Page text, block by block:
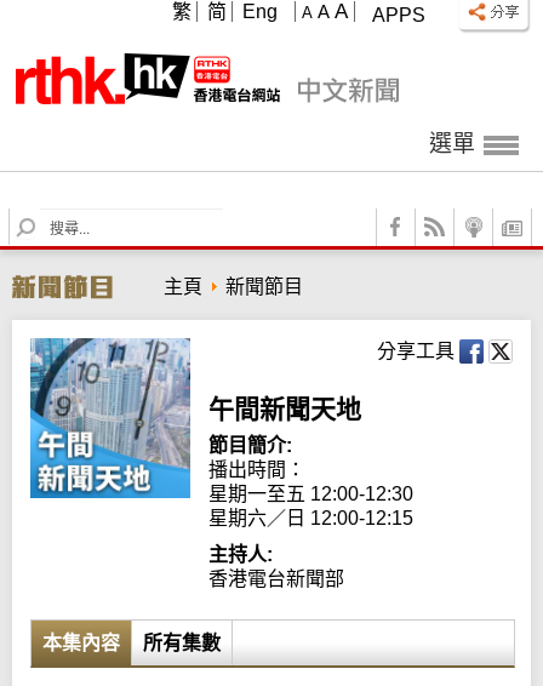
APPS
A A A
繁 简 Eng
選單
S
e
r
c
h
主頁 新聞節目
分享工具
午間新聞天地
節目簡介:
播出時間：
星期一至五 12:00-12:30
星期六／日 12:00-12:15
主持人:
香港電台新聞部
本集內容 所有集數